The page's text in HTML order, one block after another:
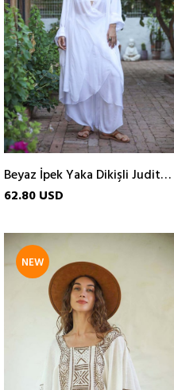
Beyaz İpek Yaka Dikişli Judith Tunik
62.80 USD
NEW